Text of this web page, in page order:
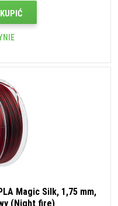
KUPIĆ
Magic Silk, 1,75 mm,
(Night fire)